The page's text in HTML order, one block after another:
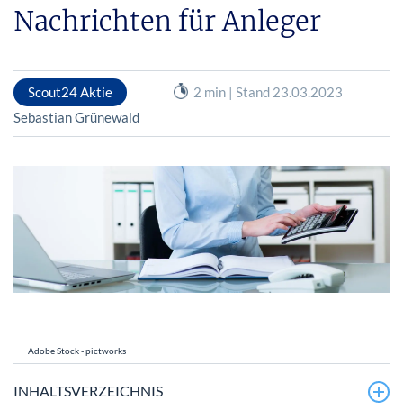
Nachrichten für Anleger
Scout24 Aktie
2 min | Stand 23.03.2023
Sebastian Grünewald
Adobe Stock - pictworks
INHALTSVERZEICHNIS